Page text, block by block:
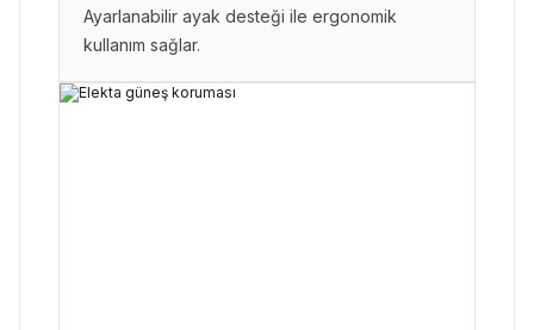
Ayarlanabilir ayak desteği ile ergonomik
kullanım sağlar.